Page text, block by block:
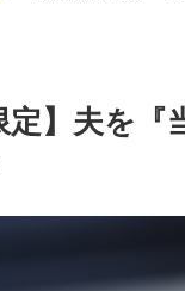
定】夫を